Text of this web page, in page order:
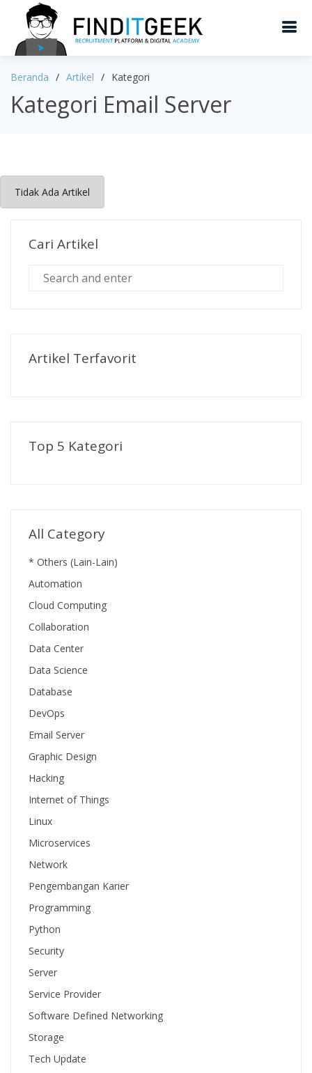
Beranda Artikel Kategori
Kategori Email Server
Tidak Ada Artikel
Cari Artikel
Artikel Terfavorit
Top 5 Kategori
All Category
* Others (Lain-Lain)
Automation
Cloud Computing
Collaboration
Data Center
Data Science
Database
DevOps
Email Server
Graphic Design
Hacking
Internet of Things
Linux
Microservices
Network
Pengembangan Karier
Programming
Python
Security
Server
Service Provider
Software Defined Networking
Storage
Tech Update